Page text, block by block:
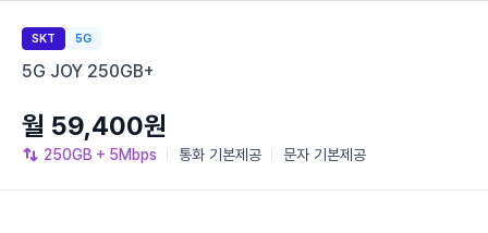
SKT 5G
5G JOY 250GB+
250GB + 5Mbps 통화 기본제공 문자 기본제공
월 59,400원